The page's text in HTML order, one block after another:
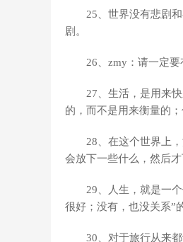
25、世界没有悲剧
剧。
26、zmy：请一定
27、生活，是用来
的，而不是用来衡量的
28、在这个世界上
会放下一些什么，然后
29、人生，就是一
很好；没有，也没关系”
30、对于旅行从来